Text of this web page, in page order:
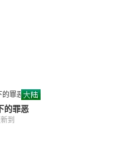
的罪恶
到